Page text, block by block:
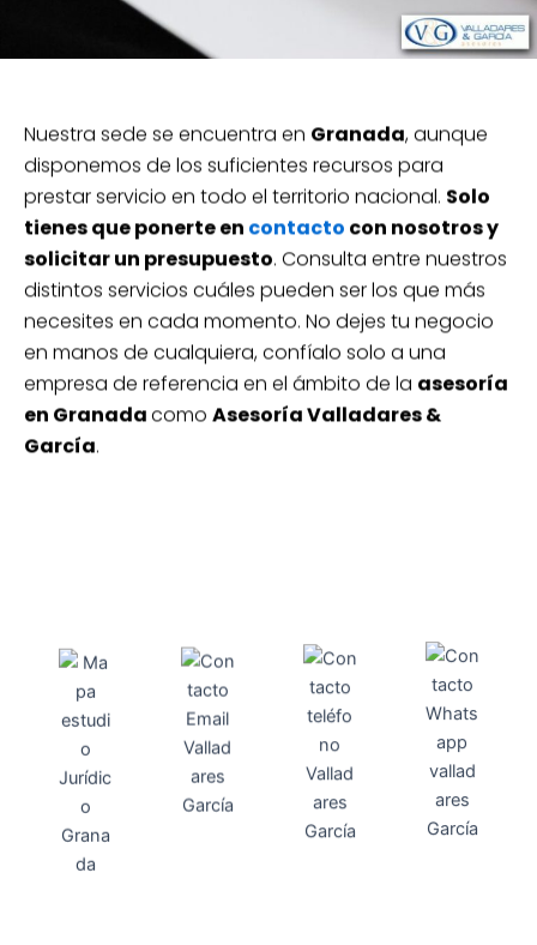
Nuestra sede se encuentra en Granada, aunque
disponemos de los suficientes recursos para
prestar servicio en todo el territorio nacional. Solo
tienes que ponerte en contacto con nosotros y
solicitar un presupuesto. Consulta entre nuestros
distintos servicios cuáles pueden ser los que más
necesites en cada momento. No dejes tu negocio
en manos de cualquiera, confíalo solo a una
empresa de referencia en el ámbito de la asesoría
en Granada como Asesoría Valladares &
García.